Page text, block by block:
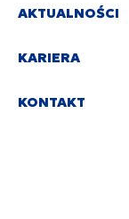
AKTUALNOŚCI
KARIERA
KONTAKT